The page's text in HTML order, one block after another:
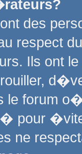
des
respect
Ils ont
le forum
pour
ne